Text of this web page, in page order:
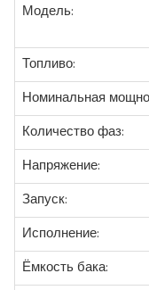
Модель:
Топливо:
Номинальная
Количество фаз:
Напряжение:
Запуск:
Исполнение:
Ёмкость бака: